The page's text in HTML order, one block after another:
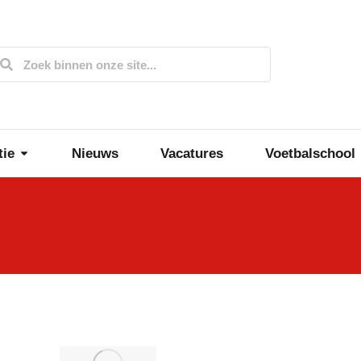
Nieuws Vacatures Voetbalschool